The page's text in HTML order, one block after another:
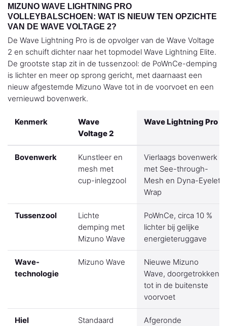
MIZUNO WAVE LIGHTNING PRO
VOLLEYBALSCHOEN: WAT IS NIEUW TEN OPZICHTE
VAN DE WAVE VOLTAGE 2?
De Wave Lightning Pro is de opvolger van de Wave Voltage
2 en schuift dichter naar het topmodel Wave Lightning Elite.
De grootste stap zit in de tussenzool: de PoWnCe-demping
is lichter en meer op sprong gericht, met daarnaast een
nieuw afgestemde Mizuno Wave tot in de voorvoet en een
vernieuwd bovenwerk.
Kenmerk
Wave
Voltage 2
Wave Lightning Pro
Bovenwerk
Kunstleer en
mesh met
cup-inlegzool
Vierlaags bovenwerk
met See-through-
Mesh en Dyna-Eyelet
Wrap
Tussenzool
Lichte
demping met
Mizuno Wave
PoWnCe, circa 10 %
lichter bij gelijke
energieteruggave
Wave-
technologie
Mizuno Wave
Nieuwe Mizuno
Wave, doorgetrokken
tot in de buitenste
voorvoet
Hiel
Standaard
Afgeronde